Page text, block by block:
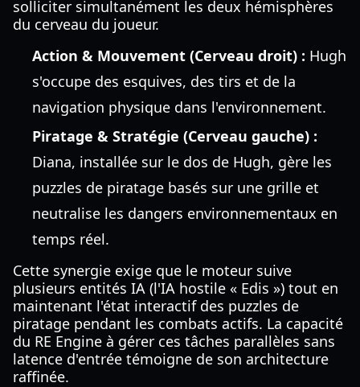
solliciter simultanément les deux hémisphères
du cerveau du joueur.
Action & Mouvement (Cerveau droit) : Hugh
s'occupe des esquives, des tirs et de la
navigation physique dans l'environnement.
Piratage & Stratégie (Cerveau gauche) :
Diana, installée sur le dos de Hugh, gère les
puzzles de piratage basés sur une grille et
neutralise les dangers environnementaux en
temps réel.
Cette synergie exige que le moteur suive
plusieurs entités IA (l'IA hostile « Edis ») tout en
maintenant l'état interactif des puzzles de
piratage pendant les combats actifs. La capacité
du RE Engine à gérer ces tâches parallèles sans
latence d'entrée témoigne de son architecture
raffinée.